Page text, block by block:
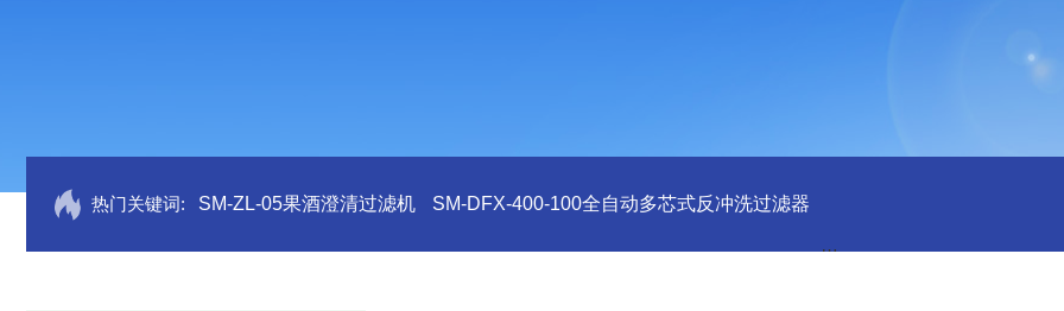
热门关键词: SM-ZL-05果酒澄清过滤机 SM-DFX-400-100全自动多芯式反冲洗过滤器